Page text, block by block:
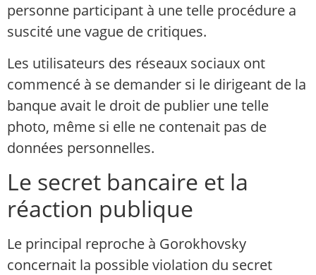
personne participant à une telle procédure a
suscité une vague de critiques.
Les utilisateurs des réseaux sociaux ont
commencé à se demander si le dirigeant de la
banque avait le droit de publier une telle
photo, même si elle ne contenait pas de
données personnelles.
Le secret bancaire et la
réaction publique
Le principal reproche à Gorokhovsky
concernait la possible violation du secret